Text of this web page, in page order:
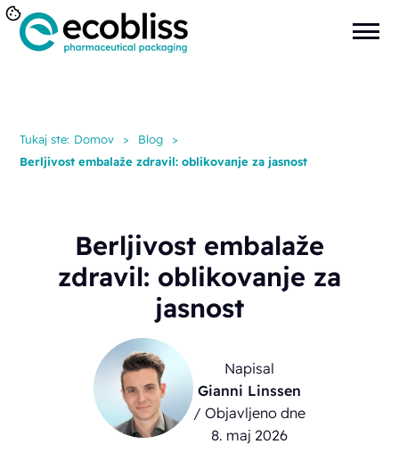
Tukaj ste: Domov > Blog
>
Berljivost embalaže zdravil: oblikovanje za jasnost
Berljivost embalaže
zdravil: oblikovanje za
jasnost
Napisal
Gianni Linssen
/ Objavljeno dne
8. maj 2026